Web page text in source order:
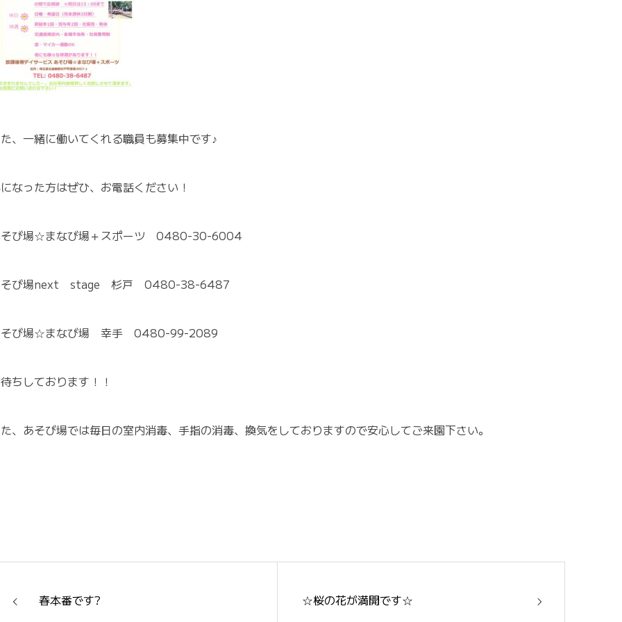
、一緒に働いてくれる職員も募集中です♪
なった方はぜひ、お電話ください！
び場☆まなび場＋スポーツ 0480-30-6004
そび場next stage 杉戸 0480-38-6487
び場☆まなび場 幸手 0480-99-2089
ちしております！！
、あそび場では毎日の室内消毒、手指の消毒、換気をしておりますので安心してご来園下さい。
春本番です? ☆桜の花が満開です☆